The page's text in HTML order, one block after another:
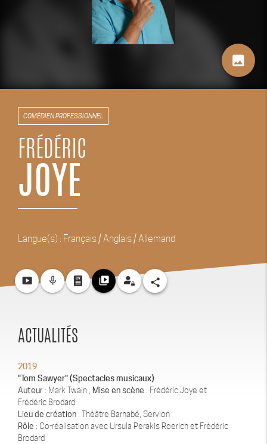
image
COMÉDIEN PROFESSIONNEL
FRÉDÉRIC
JOYE
Langue(s) : Français / Anglais / Allemand
smart_display mic_none video_library share
ACTUALITÉS
2019
"Tom Sawyer" (Spectacles musicaux)
Auteur : Mark Twain , Mise en scène : Frédéric Joye et
Frédéric Brodard
Lieu de création : Théâtre Barnabé, Servion
Rôle : Co-réalisation avec Ursula Perakis Roerich et Frédéric
Brodard